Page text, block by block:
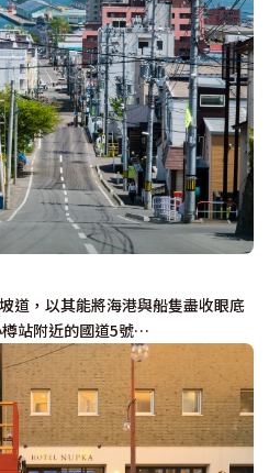
道，以其能將海港與船隻盡收眼底
站附近的國道5號…